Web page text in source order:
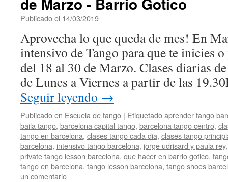
Publicado el 14/03/2019
Aprovecha lo que queda de mes! En
intensivo de Tango para que te inicies
del 18 al 30 de Marzo. Clases diarias
de Lunes a Viernes a partir de las
Seguir leyendo →
Publicado en Escuela de tango | Etiquetadoaprender tango
baila tango, barcelona capital tango, barcelona tango centro,
tango en barcelona, clases tango cada dia, clases tango
barcelona, intensivo tango barcelona, jorge udrisard y paula rey
private tango lesson barcelona, que hacer en barrio gotico,
tango en barcelona, tango lesson barcelona, tango shoes
un comentario